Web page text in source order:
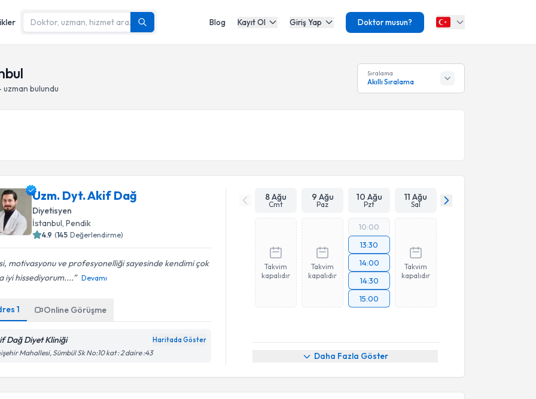
Blog Kayıt Ol Giriş Yap Doktor musun?
bulundu
Sıralama
Akıllı Sıralama
Uzm. Dyt. Akif Dağ
Diyetisyen
İstanbul, Pendik
4.9 (145 Değerlendirme)
motivasyonu ve profesyonelliği sayesinde kendimi çok
iyi hissediyorum....
Devamı
1 Online Görüşme
Dağ Diyet Kliniği Haritada Göster
Mahallesi, Sümbül Sk No:10 kat : 2 daire :43
8 Ağu
Cmt
9 Ağu
Paz
10 Ağu
Pzt
11 Ağu
Sal
Takvim
kapalıdır
Takvim
kapalıdır
10:00
13:30
14:00
14:30
15:00
Takvim
kapalıdır
Daha Fazla Göster
Randevu Takvimi Talebi